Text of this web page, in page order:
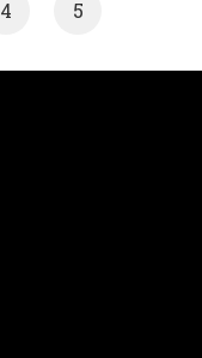
4 5